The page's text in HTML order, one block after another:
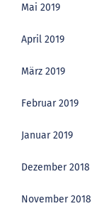
Mai 2019
April 2019
März 2019
Februar 2019
Januar 2019
Dezember 2018
November 2018